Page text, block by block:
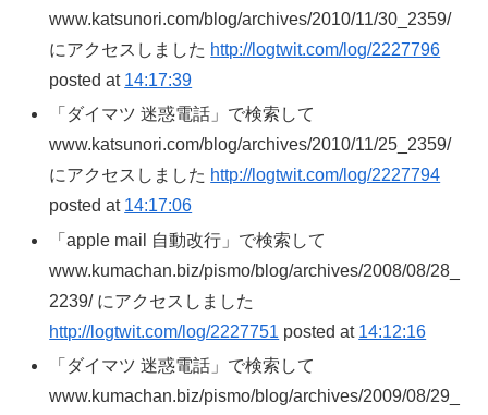
www.katsunori.com/blog/archives/2010/11/30_2359/
にアクセスしました http://logtwit.com/log/2227796
posted at 14:17:39
「ダイマツ 迷惑電話」で検索して
www.katsunori.com/blog/archives/2010/11/25_2359/
にアクセスしました http://logtwit.com/log/2227794
posted at 14:17:06
「apple mail 自動改行」で検索して
www.kumachan.biz/pismo/blog/archives/2008/08/28_
2239/ にアクセスしました
http://logtwit.com/log/2227751 posted at 14:12:16
「ダイマツ 迷惑電話」で検索して
www.kumachan.biz/pismo/blog/archives/2009/08/29_